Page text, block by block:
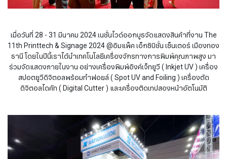
เมื่อวันที่ 28 - 31 มีนาคม 2024 เนชั่นไวด์ออกบูธจัดแสดงสินค้าที่งาน The
11th Printtech & Signage 2024 @อิมแพ็ค เอ็กซิบิชั่น เซ็นเตอร์ เมืองทอง
ธานี โดยในปีนี้เราได้นำเทคโนโลยีเครื่องจักรทางการพิมพ์คุณภาพสูง มา
ร่วมจัดแสดงภายในงาน อย่างเครื่องพิมพ์อิงค์เจ็ทยูวี ( Inkjet UV ) เครื่อง
สปอตยูวีดิจิตอลพร้อมทำฟอยล์ ( Spot UV and Foiling ) เครื่องตัด
ดิจิตอลไดคัท ( Digital Cutter ) และเครื่องติดเทปสองหน้าอัตโนมัติ